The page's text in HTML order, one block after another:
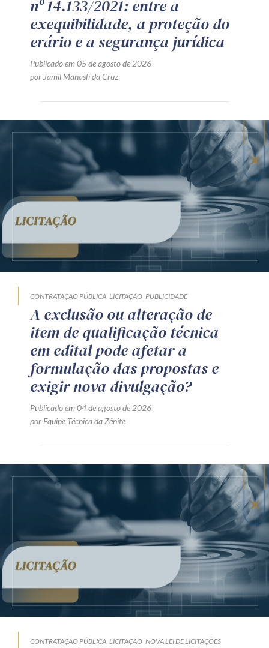
nº 14.133/2021: entre a
exequibilidade, a proteção do
erário e a segurança jurídica
Publicado em 05 de agosto de 2026
por Jamil Manasfi da Cruz
CONTRATAÇÃO PÚBLICA LICITAÇÃO PUBLICIDADE
A exclusão ou alteração de
item de qualificação técnica
em edital pode afetar a
formulação das propostas e
exigir nova divulgação?
Publicado em 04 de agosto de 2026
por Equipe Técnica da Zênite
CONTRATAÇÃO PÚBLICA LICITAÇÃO NOVA LEI DE LICITAÇÕES